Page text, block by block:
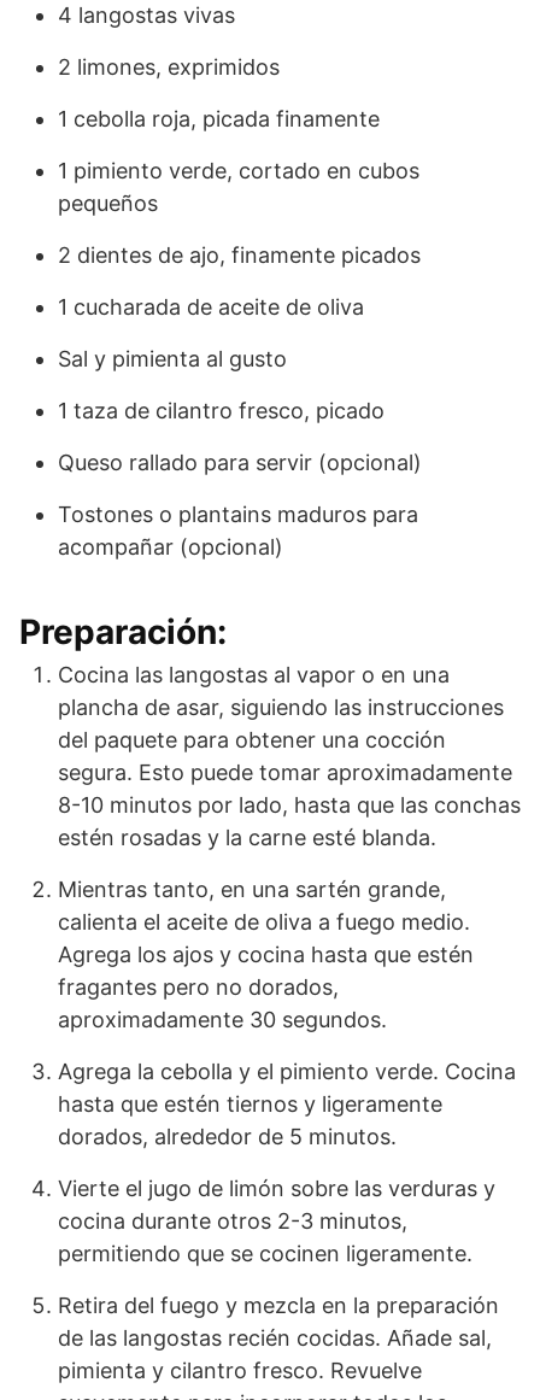
4 langostas vivas
2 limones, exprimidos
1 cebolla roja, picada finamente
1 pimiento verde, cortado en cubos
pequeños
2 dientes de ajo, finamente picados
1 cucharada de aceite de oliva
Sal y pimienta al gusto
1 taza de cilantro fresco, picado
Queso rallado para servir (opcional)
Tostones o plantains maduros para
acompañar (opcional)
Preparación:
Cocina las langostas al vapor o en una
plancha de asar, siguiendo las instrucciones
del paquete para obtener una cocción
segura. Esto puede tomar aproximadamente
8-10 minutos por lado, hasta que las conchas
estén rosadas y la carne esté blanda.
Mientras tanto, en una sartén grande,
calienta el aceite de oliva a fuego medio.
Agrega los ajos y cocina hasta que estén
fragantes pero no dorados,
aproximadamente 30 segundos.
Agrega la cebolla y el pimiento verde. Cocina
hasta que estén tiernos y ligeramente
dorados, alrededor de 5 minutos.
Vierte el jugo de limón sobre las verduras y
cocina durante otros 2-3 minutos,
permitiendo que se cocinen ligeramente.
Retira del fuego y mezcla en la preparación
de las langostas recién cocidas. Añade sal,
pimienta y cilantro fresco. Revuelve